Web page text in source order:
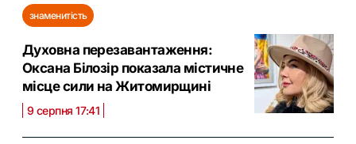
знаменитість
Духовна перезавантаження:
Оксана Білозір показала містичне
місце сили на Житомирщині
9 серпня 17:41